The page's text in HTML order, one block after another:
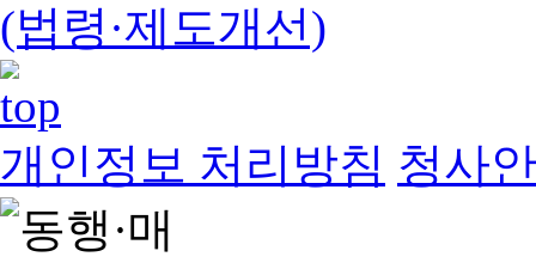
(법령·제도개선)
개인정보 처리방침 청사